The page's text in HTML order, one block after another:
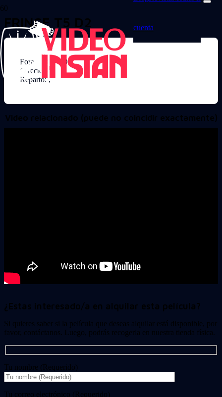
cuenta
FRINGE T5 D2
Formato: DVD
Director:
Reparto: ,
Video relacionado (puede no coincidir exactamente)
¿Estas interesado/a en alquilar esta película?
Si quieres saber si la película que deseas alquilar está disponible, por
favor, contáctanos. Luego, podrás recogerla en nuestra tienda física.
Tu nombre (Requerido)
Tu correo electrónico (Requerido)